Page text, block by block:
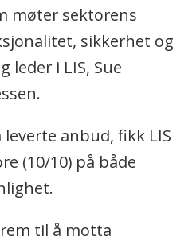
møter sektorens
sikkerhet og
leder i LIS, Sue
anbud, fikk LIS
(10/10) på både
til å motta